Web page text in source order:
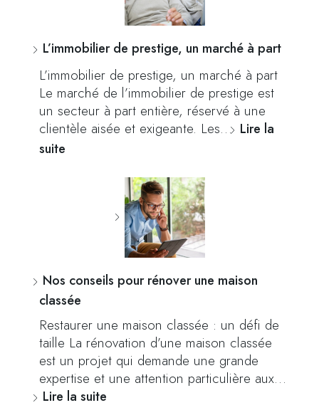
L’immobilier de prestige, un marché à part
L’immobilier de prestige, un marché à part
Le marché de l’immobilier de prestige est
un secteur à part entière, réservé à une
clientèle aisée et exigeante. Les… Lire la
suite
Nos conseils pour rénover une maison
classée
Restaurer une maison classée : un défi de
taille La rénovation d’une maison classée
est un projet qui demande une grande
expertise et une attention particulière aux…
Lire la suite